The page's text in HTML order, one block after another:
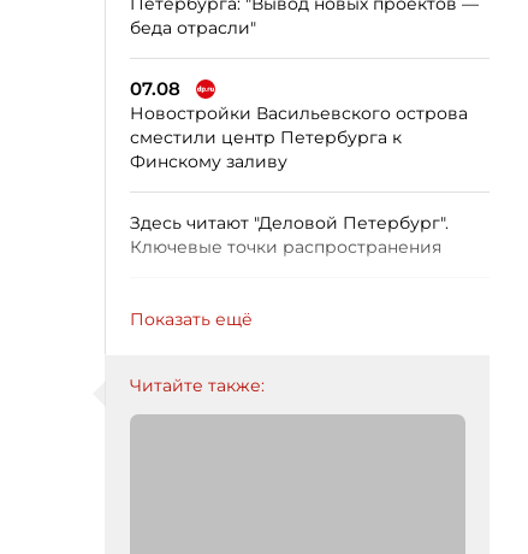
беда отрасли"
07.08
Новостройки Васильевского острова
сместили центр Петербурга к
Финскому заливу
Здесь читают "Деловой Петербург".
Ключевые точки распространения
Показать ещё
Читайте также: